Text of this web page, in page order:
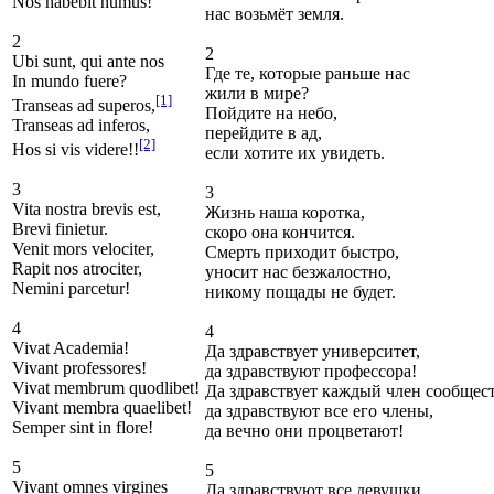
2
Ubi sunt, qui ante nos
In mundo fuere?
Transeas ad superos,[1]
Transeas ad inferos,
Hos si vis videre!![2]
3
Vita nostra brevis est,
Brevi finietur.
Venit mors velociter,
Rapit nos atrociter,
Nemini parcetur!
4
Vivat Academia!
Vivant professores!
Vivat membrum quodlibet!
Vivant membra quaelibet!
Semper sint in flore!
5
Vivant omnes virgines
нас возьмёт земля.
2
Где те, которые раньше нас
жили в мире?
Пойдите на небо,
перейдите в ад,
если хотите их увидеть.
3
Жизнь наша коротка,
скоро она кончится.
Смерть приходит быстро,
уносит нас безжалостно,
никому пощады не будет.
4
Да здравствует университет,
да здравствуют профессора!
Да здравствует каждый член
да здравствуют все его члены,
да вечно они процветают!
5
Да здравствуют все девушки,